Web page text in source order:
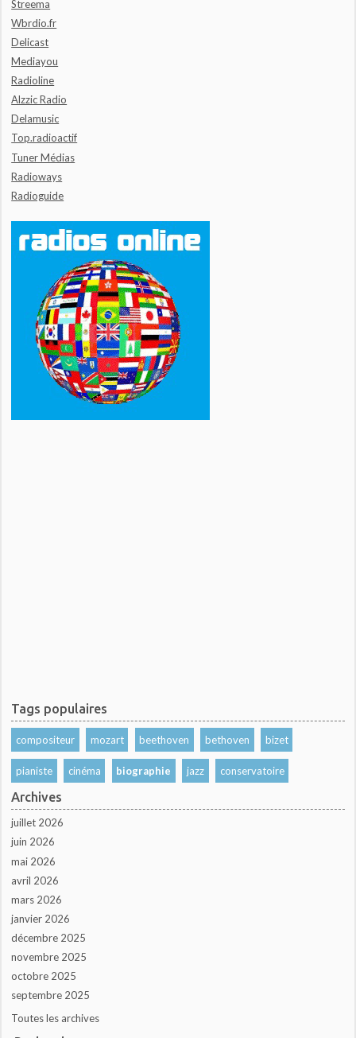
Streema
Wbrdio.fr
Delicast
Mediayou
Radioline
Alzzic Radio
Delamusic
Top.radioactif
Tuner Médias
Radioways
Radioguide
Tags populaires
compositeur mozart beethoven bethoven bizet
pianiste cinéma biographie jazz conservatoire
Archives
juillet 2026
juin 2026
mai 2026
avril 2026
mars 2026
janvier 2026
décembre 2025
novembre 2025
octobre 2025
septembre 2025
Toutes les archives